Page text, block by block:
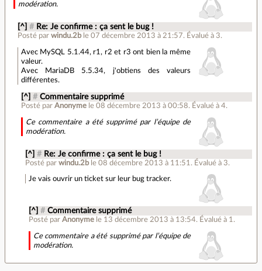
modération.
[^] # Re: Je confirme : ça sent le bug !
Posté par windu.2b le 07 décembre 2013 à 21:57. Évalué à 3.
Avec MySQL 5.1.44, r1, r2 et r3 ont bien la même
valeur.
Avec MariaDB 5.5.34, j'obtiens des valeurs
différentes.
[^] # Commentaire supprimé
Posté parAnonyme le 08 décembre 2013 à 00:58. Évalué à4.
Ce commentaire a été supprimé par l’équipe de
modération.
[^] # Re: Je confirme : ça sent le bug !
Posté par windu.2b le 08 décembre 2013 à 11:51 . Évalué à 3.
Je vais ouvrir un ticket sur leur bug tracker.
[^] # Commentaire supprimé
Posté par Anonyme le 13 décembre 2013 à 13:54. Évalué à 1 .
Ce commentaire a été supprimé par l’équipe de
modération.